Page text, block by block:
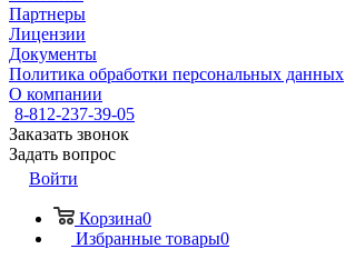
Партнеры
Лицензии
Документы
Политика обработки персональных данных
О компании
8-812-237-39-05
Заказать звонок
Задать вопрос
Войти
Корзина0
Избранные товары0